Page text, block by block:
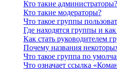
Кто такие администраторы?
Кто такие модераторы?
Что такое группы
Где находятся группы и
Как стать руководителем
Почему названия
Что такое группа по
Что означает ссылка